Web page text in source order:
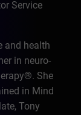
Service
and health
in neuro-
She
in Mind
Tony